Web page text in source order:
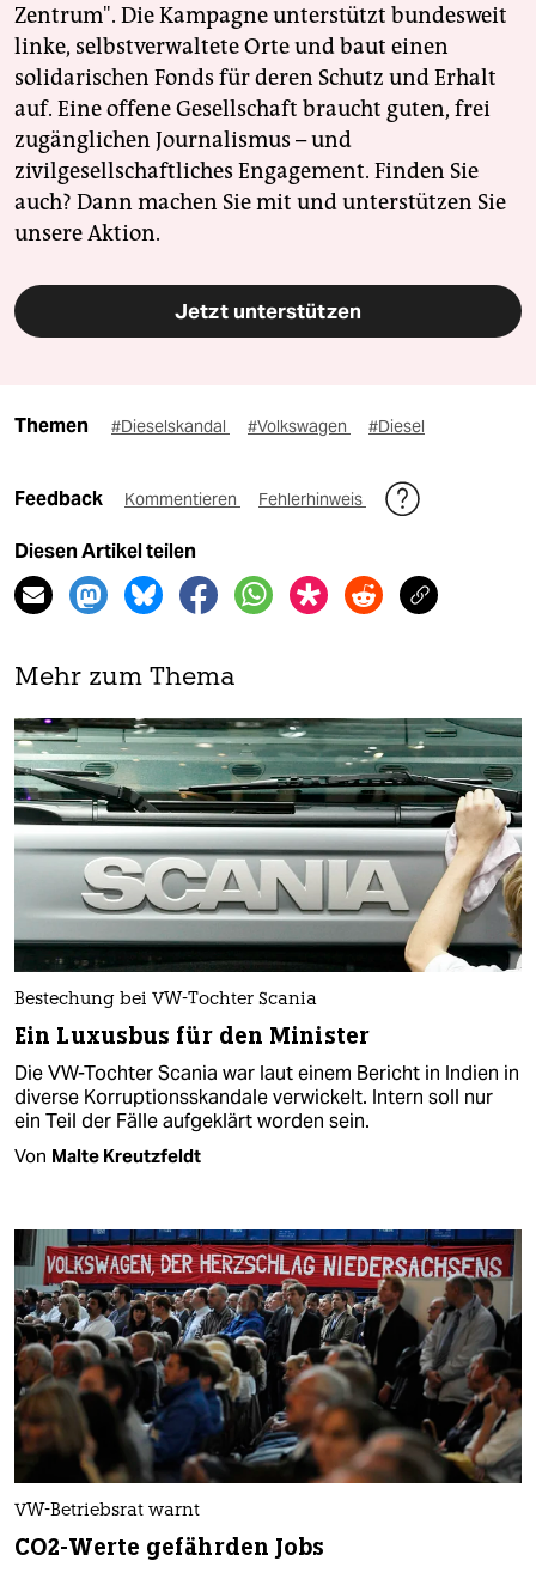
Zentrum". Die Kampagne unterstützt bundesweit
linke, selbstverwaltete Orte und baut einen
solidarischen Fonds für deren Schutz und Erhalt
auf. Eine offene Gesellschaft braucht guten, frei
zugänglichen Journalismus – und
zivilgesellschaftliches Engagement. Finden Sie
auch? Dann machen Sie mit und unterstützen Sie
unsere Aktion.
Jetzt unterstützen
Themen #Dieselskandal #Volkswagen #Diesel
Feedback Kommentieren Fehlerhinweis
Diesen Artikel teilen
Mehr zum Thema
Bestechung bei VW-Tochter Scania
Ein Luxusbus für den Minister
Die VW-Tochter Scania war laut einem Bericht in Indien in
diverse Korruptionsskandale verwickelt. Intern soll nur
ein Teil der Fälle aufgeklärt worden sein.
Von Malte Kreutzfeldt
VW-Betriebsrat warnt
CO2-Werte gefährden Jobs